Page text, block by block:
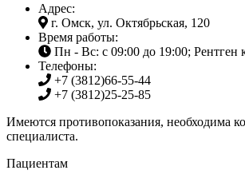
Адрес:
г. Омск, ул. Октябрьская, 120
Время работы:
Пн - Вс: с 09:00 до 19:00; Рентген
Телефоны:
+7 (3812)66-55-44
+7 (3812)25-25-85
Имеются противопоказания, необходима
специалиста.
Пациентам